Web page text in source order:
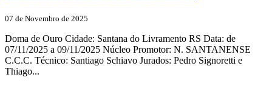
07 de Novembro de 2025
Doma de Ouro Cidade: Santana do Livramento RS Data: de
07/11/2025 a 09/11/2025 Núcleo Promotor: N. SANTANENSE
C.C.C. Técnico: Santiago Schiavo Jurados: Pedro Signoretti e
Thiago...